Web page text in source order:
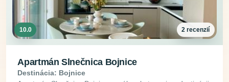
10.0 2 recenzií
Apartmán Slnečnica Bojnice
Destinácia: Bojnice